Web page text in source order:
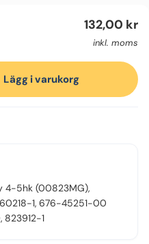
132,00 kr
inkl. moms
Lägg i varukorg
4-5hk (00823MG),
1, 676-45251-00
1